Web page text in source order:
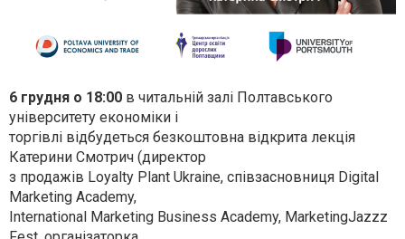
6 грудня о 18:00 в читальній залі Полтавського
університету економіки і
торгівлі відбудеться безкоштовна відкрита лекція
Катерини Смотрич (директор
з продажів Loyalty Plant Ukraine, співзасновниця Digital
Marketing Academy,
International Marketing Business Academy, MarketingJazzz